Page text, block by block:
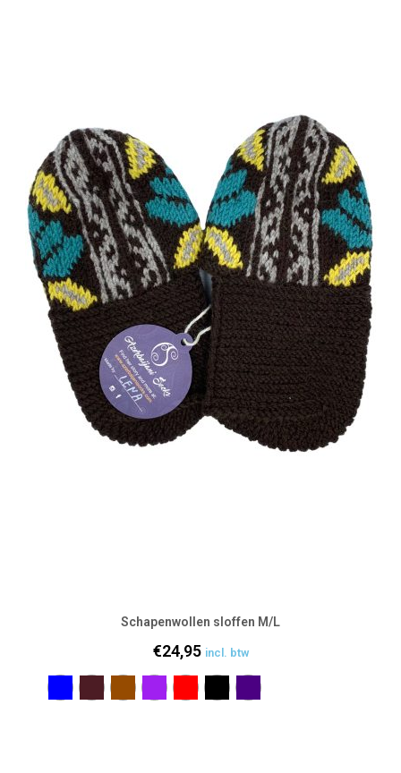
Schapenwollen sloffen M/L
€24,95 incl. btw